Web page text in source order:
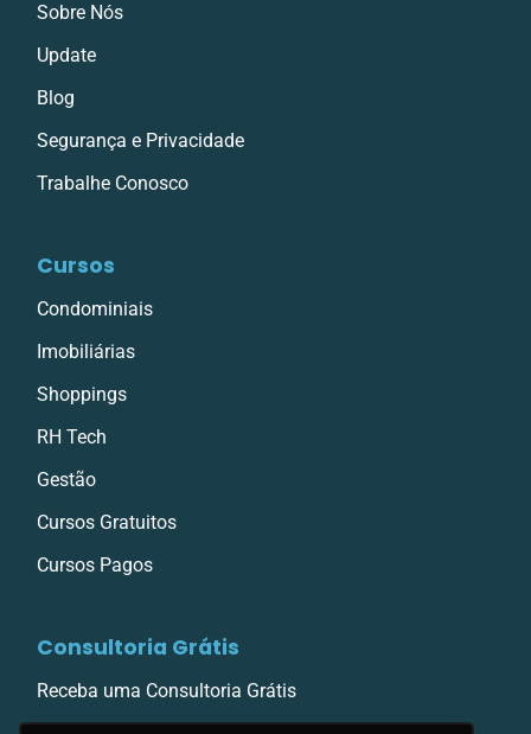
Sobre Nós
Update
Blog
Segurança e Privacidade
Trabalhe Conosco
Cursos
Condominiais
Imobiliárias
Shoppings
RH Tech
Gestão
Cursos Gratuitos
Cursos Pagos
Consultoria Grátis
Receba uma Consultoria Grátis